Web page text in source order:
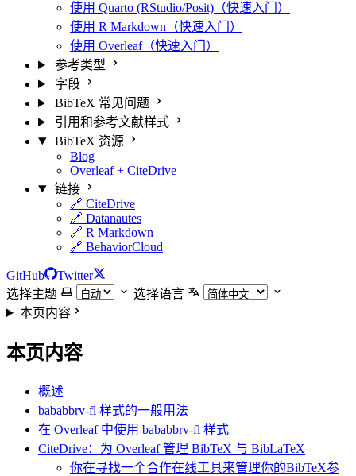
使用 Quarto (RStudio/Posit)（快速入门）
使用 R Markdown（快速入门）
使用 Overleaf（快速入门）
参考类型
字段
BibTeX 常见问题
引用和参考文献样式
BibTeX 资源
Blog
Overleaf + CiteDrive
链接
🔗 CiteDrive
🔗 Datanautes
🔗 R Markdown
🔗 BehaviorCloud
GitHub
Twitter
选择主题
选择语言
本页内容
本页内容
概述
bababbrv-fl 样式的一般用法
在 Overleaf 中使用 bababbrv-fl 样式
CiteDrive：为 Overleaf 管理 BibTeX 与 BibLaTeX
你在寻找一个合作在线工具来管理你的BibTeX参